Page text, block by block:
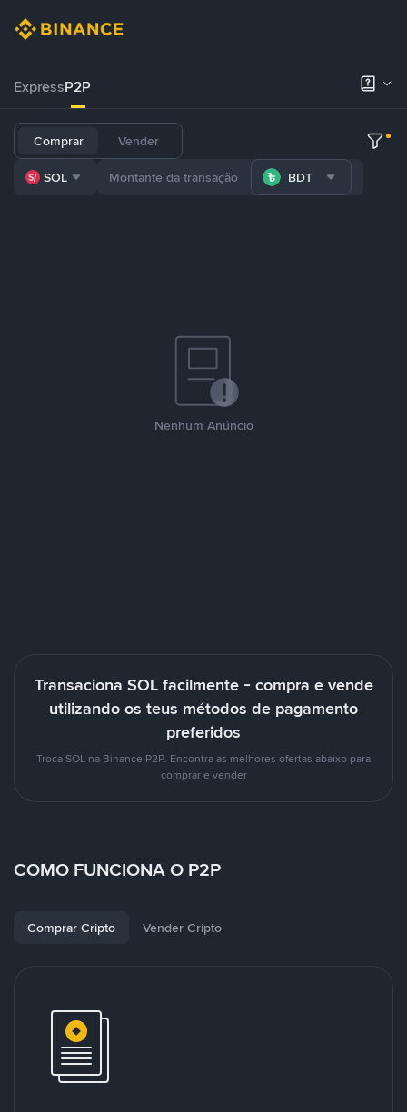
ExpressP2P
Comprar Vender
SOL BDT
Nenhum Anúncio
Transaciona SOL facilmente - compra e vende
utilizando os teus métodos de pagamento
preferidos
Troca SOL na Binance P2P. Encontra as melhores ofertas abaixo para
comprar e vender
COMO FUNCIONA O P2P
Comprar Cripto Vender Cripto